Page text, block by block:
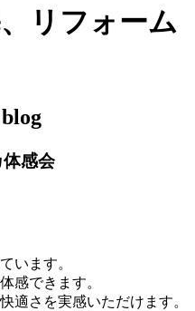
リフォーム
感会
います。
感できます。
適さを実感いただけます。